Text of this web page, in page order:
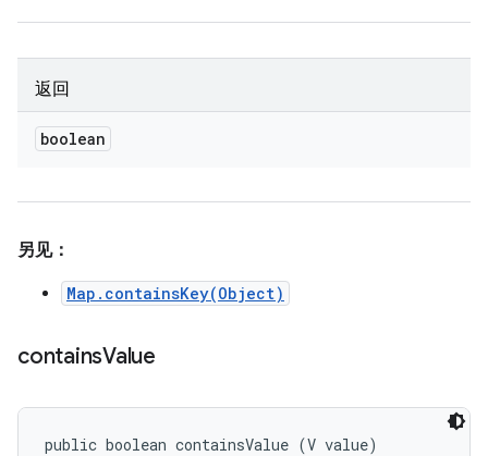
返回
boolean
另见：
Map.containsKey(Object)
containsValue
public boolean containsValue (V value)